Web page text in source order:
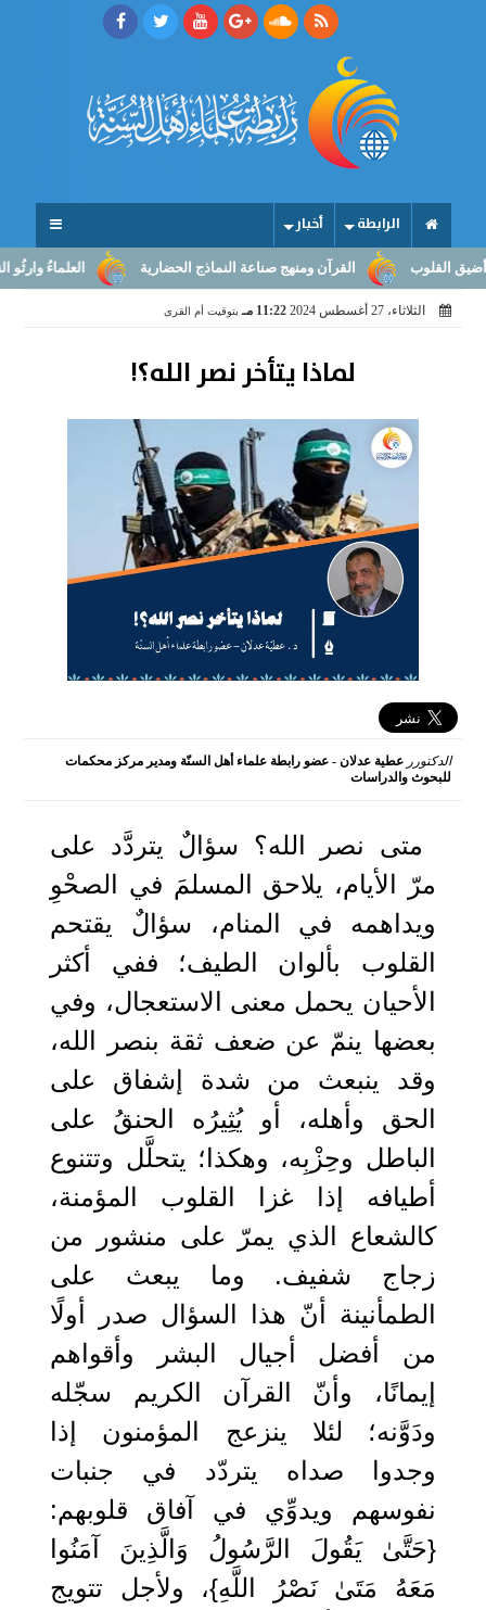
الرابطة أخبار
العلماءُ وارثُو القرآن ومنهج صناعة النماذج الحضارية
الثلاثاء، 27 أغسطس 2024 11:22 مـ بتوقيت أم القرى
لماذا يتأخر نصر الله؟!
الدكتوررعطية عدلان - عضو رابطة علماء أهل السنّة ومدير مركز محكمات
للبحوث والدراسات
متى نصر الله؟ سؤالٌ يتردَّد على
مرّ الأيام، يلاحق المسلمَ في الصحْوِ
ويداهمه في المنام، سؤالٌ يقتحم
القلوب بألوان الطيف؛ ففي أكثر
الأحيان يحمل معنى الاستعجال، وفي
بعضها ينمّ عن ضعف ثقة بنصر الله،
وقد ينبعث من شدة إشفاق على
الحق وأهله، أو يُثِيرُه الحنقُ على
الباطل وحِزْبِه، وهكذا؛ يتحلَّل وتتنوع
أطيافه إذا غزا القلوب المؤمنة،
كالشعاع الذي يمرّ على منشور من
زجاج شفيف. وما يبعث على
الطمأنينة أنّ هذا السؤال صدر أولًا
من أفضل أجيال البشر وأقواهم
إيمانًا، وأنّ القرآن الكريم سجّله
ودَوَّنه؛ لئلا ينزعج المؤمنون إذا
وجدوا صداه يتردّد في جنبات
نفوسهم ويدوِّي في آفاق قلوبهم:
{حَتَّىٰ يَقُولَ الرَّسُولُ وَالَّذِينَ آمَنُوا
مَعَهُ مَتَىٰ نَصْرُ اللَّهِ}، ولأجل تتويج